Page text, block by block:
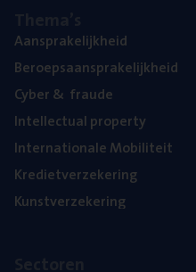
Aan­spra­ke­lijk­heid
Beroeps­aan­spra­ke­lijk­heid
Cyber& fraude
Intel­lec­tu­al property
Inter­na­ti­o­na­le Mobiliteit
Kre­diet­ver­ze­ke­ring
Kunst­ver­ze­ke­ring